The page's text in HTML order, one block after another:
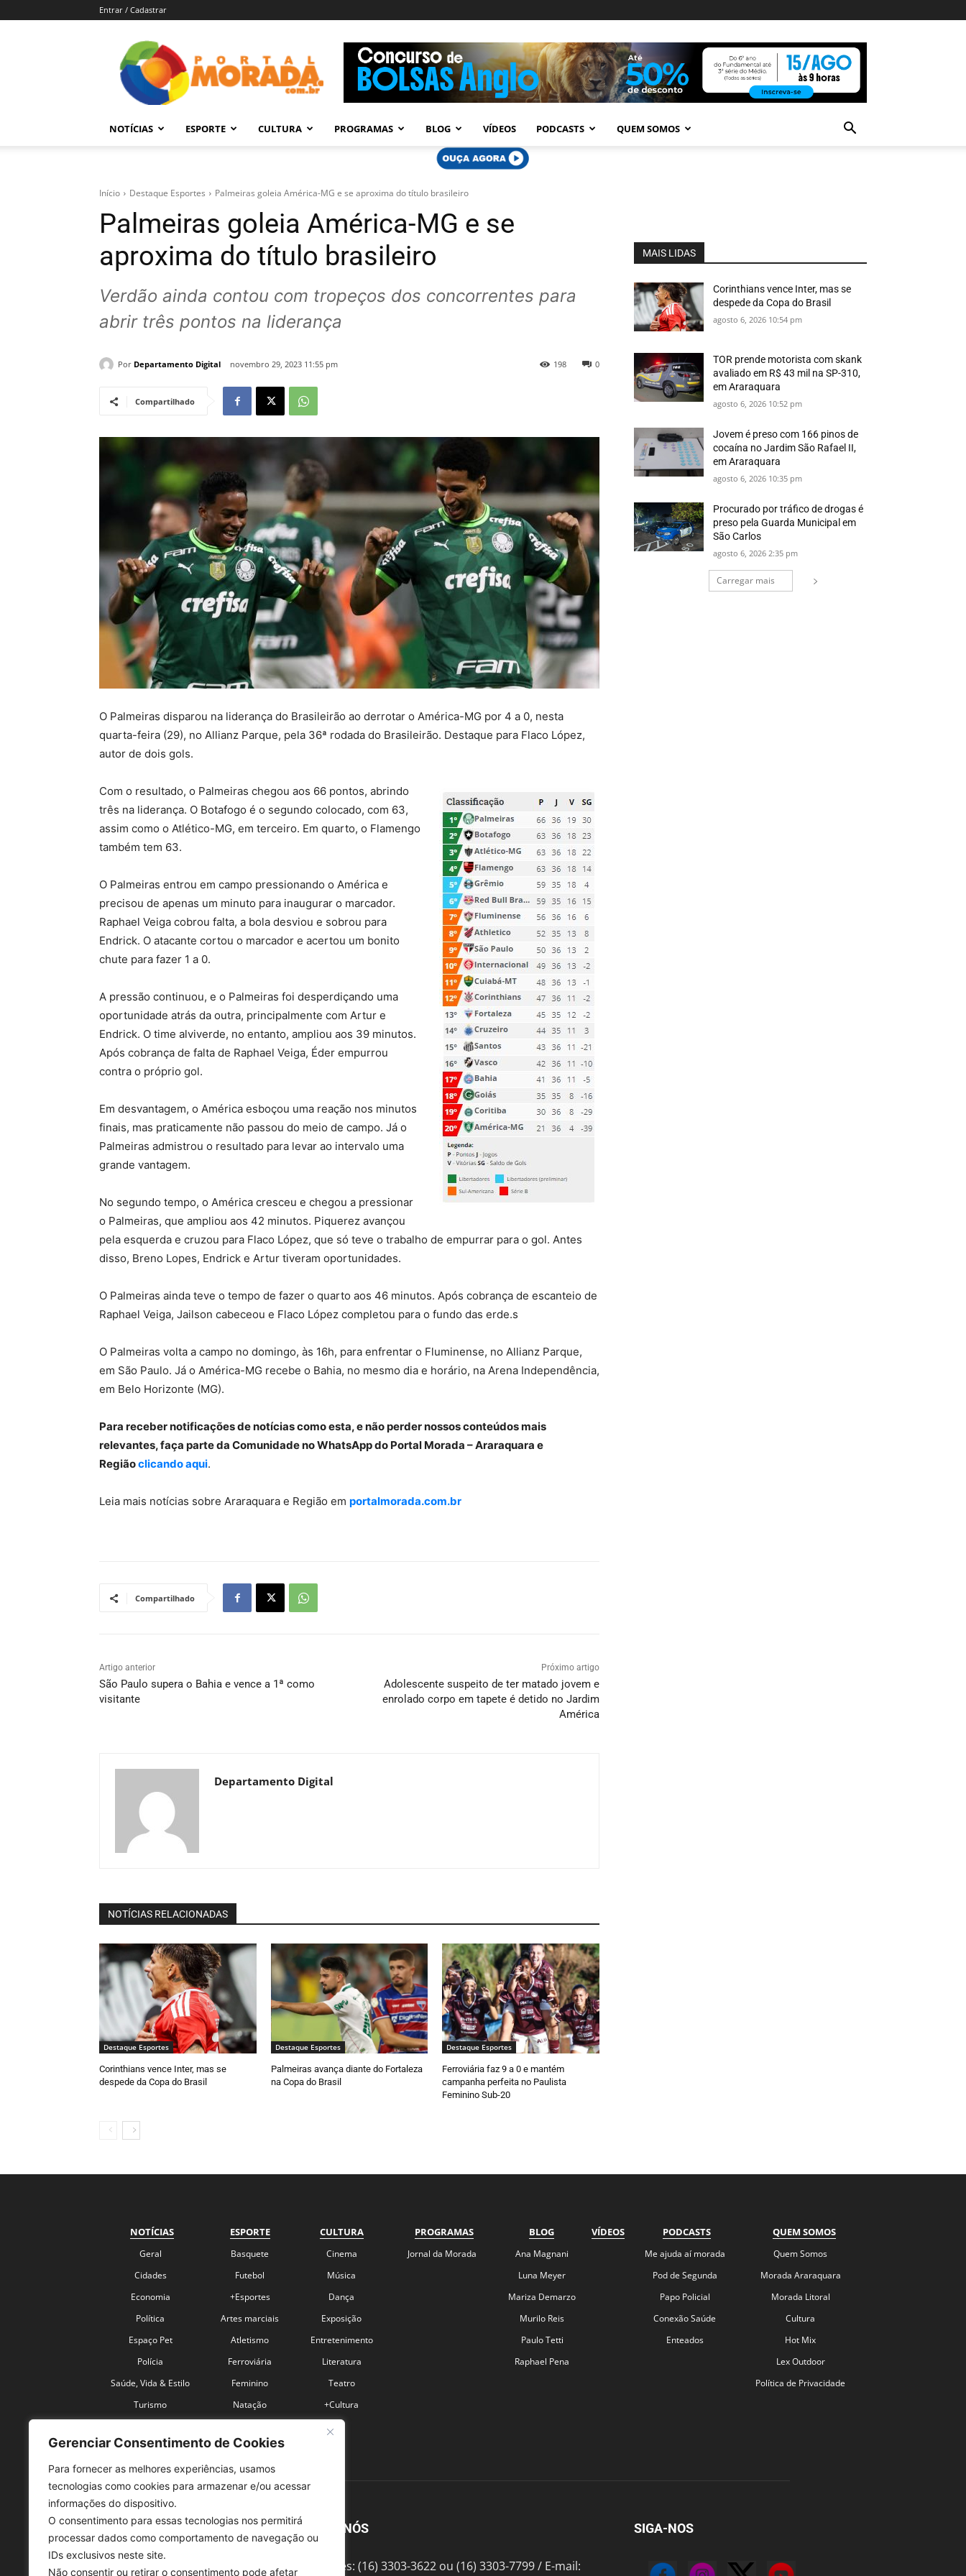
Gerenciar Consentimento de Cookies
Para fornecer as melhores experiências, usamos
tecnologias como cookies para armazenar e/ou acessar
informações do dispositivo.
O consentimento para essas tecnologias nos permitirá
processar dados como comportamento de navegação ou
IDs exclusivos neste site.
Não consentir ou retirar o consentimento pode afetar
Entrar / Cadastrar
Morada
–
Araraquara
NOTÍCIAS ESPORTE CULTURA PROGRAMAS BLOG VÍDEOS PODCASTS QUEM SOMOS
Início Destaque Esportes Palmeiras goleia América-MG e se aproxima do título brasileiro
Palmeiras goleia América-MG e se
aproxima do título brasileiro
Verdão ainda contou com tropeços dos concorrentes para
abrir três pontos na liderança
Por Departamento Digital novembro 29, 2023 11:55 pm 0
198
Compartilhado
O Palmeiras disparou na liderança do Brasileirão ao derrotar o América-MG por 4 a 0, nesta
quarta-feira (29), no Allianz Parque, pela 36ª rodada do Brasileirão. Destaque para Flaco López,
autor de dois gols.
Com o resultado, o Palmeiras chegou aos 66 pontos, abrindo
três na liderança. O Botafogo é o segundo colocado, com 63,
assim como o Atlético-MG, em terceiro. Em quarto, o Flamengo
também tem 63.
O Palmeiras entrou em campo pressionando o América e
precisou de apenas um minuto para inaugurar o marcador.
Raphael Veiga cobrou falta, a bola desviou e sobrou para
Endrick. O atacante cortou o marcador e acertou um bonito
chute para fazer 1 a 0.
A pressão continuou, e o Palmeiras foi desperdiçando uma
oportunidade atrás da outra, principalmente com Artur e
Endrick. O time alviverde, no entanto, ampliou aos 39 minutos.
Após cobrança de falta de Raphael Veiga, Éder empurrou
contra o próprio gol.
Em desvantagem, o América esboçou uma reação nos minutos
finais, mas praticamente não passou do meio de campo. Já o
Palmeiras admistrou o resultado para levar ao intervalo uma
grande vantagem.
No segundo tempo, o América cresceu e chegou a pressionar
o Palmeiras, que ampliou aos 42 minutos. Piquerez avançou
pela esquerda e cruzou para Flaco López, que só teve o trabalho de empurrar para o gol. Antes
disso, Breno Lopes, Endrick e Artur tiveram oportunidades.
O Palmeiras ainda teve o tempo de fazer o quarto aos 46 minutos. Após cobrança de escanteio de
Raphael Veiga, Jailson cabeceou e Flaco López completou para o fundo das erde.s
O Palmeiras volta a campo no domingo, às 16h, para enfrentar o Fluminense, no Allianz Parque,
em São Paulo. Já o América-MG recebe o Bahia, no mesmo dia e horário, na Arena Independência,
em Belo Horizonte (MG).
Para receber notificações de notícias como esta, e não perder nossos conteúdos mais
relevantes, faça parte da Comunidade no WhatsApp do Portal Morada – Araraquara e
Regiãoclicando aqui.
Leia mais notícias sobre Araraquara e Região em portalmorada.com.br
Compartilhado
Artigo anterior
São Paulo supera o Bahia e vence a 1ª como
visitante
Próximo artigo
Adolescente suspeito de ter matado jovem e
enrolado corpo em tapete é detido no Jardim
América
Departamento Digital
NOTÍCIAS RELACIONADAS
Destaque Esportes
Corinthians vence Inter, mas se
despede da Copa do Brasil
Destaque Esportes
Palmeiras avança diante do Fortaleza
na Copa do Brasil
Destaque Esportes
Ferroviária faz 9 a 0 e mantém
campanha perfeita no Paulista
Feminino Sub-20
MAIS LIDAS
Corinthians vence Inter, mas se
despede da Copa do Brasil
agosto 6, 2026 10:54 pm
TOR prende motorista com skank
avaliado em R$ 43 mil na SP-310,
em Araraquara
agosto 6, 2026 10:52 pm
Jovem é preso com 166 pinos de
cocaína no Jardim São Rafael II,
em Araraquara
agosto 6, 2026 10:35 pm
Procurado por tráfico de drogas é
preso pela Guarda Municipal em
São Carlos
agosto 6, 2026 2:35 pm
Carregar mais
NOTÍCIAS
Geral
Cidades
Economia
Política
Espaço Pet
Polícia
Saúde, Vida & Estilo
Turismo
ESPORTE
Basquete
Futebol
+Esportes
Artes marciais
Atletismo
Ferroviária
Feminino
Natação
CULTURA
Cinema
Música
Dança
Exposição
Entretenimento
Literatura
Teatro
+Cultura
PROGRAMAS
Jornal da Morada
BLOG
Ana Magnani
Luna Meyer
Mariza Demarzo
Murilo Reis
Paulo Tetti
Raphael Pena
VÍDEOS PODCASTS
Me ajuda aí morada
Pod de Segunda
Papo Policial
Conexão Saúde
Enteados
QUEM SOMOS
Quem Somos
Morada Araraquara
Morada Litoral
Cultura
Hot Mix
Lex Outdoor
Política de Privacidade
SOBRE NÓS
Telefones: (16) 3303-3622 ou (16) 3303-7799 / E-mail:
SIGA-NOS